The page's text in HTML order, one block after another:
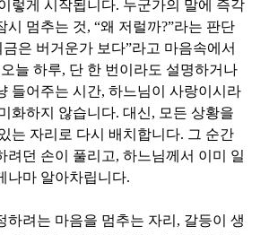
렇게 시작됩니다. 누군가의 말에 즉각
시 멈추는 것, “왜 저럴까?”라는 판단
금은 버거운가 보다”라고 마음속에서
오늘 하루, 단 한 번이라도 설명하거나
들어주는 시간,하느님이 사랑이시라
화하지 않습니다.대신, 모든 상황을
는 자리로 다시 배치합니다. 그 순간
려던 손이 풀리고,하느님께서 이미 일
나마 알아차립니다.
하려는 마음을 멈추는 자리 , 갈등이 생